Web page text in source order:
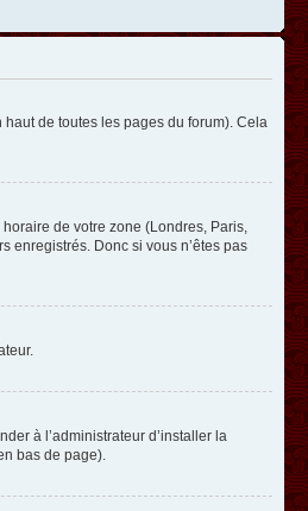
de toutes les pages du forum). Cela
de votre zone (Londres, Paris,
enregistrés. Donc si vous n’êtes pas
à l’administrateur d’installer la
bas de page).